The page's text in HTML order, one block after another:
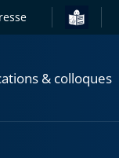
& colloques